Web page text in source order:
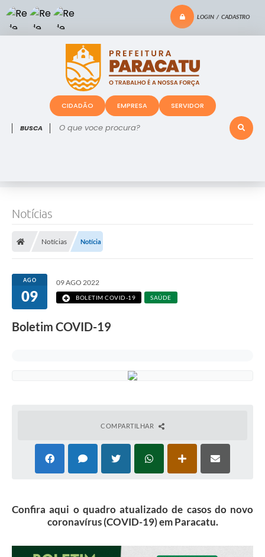
LOGIN / CADASTRO
O que voce procura?
CIDADÃO EMPRESA SERVIDOR
Notícias
Notícias Notícia
AGO
09
09 AGO 2022
BOLETIM COVID-19 SAÚDE
Boletim COVID-19
COMPARTILHAR
Confira aqui o quadro atualizado de casos do novo
coronavírus (COVID-19) em Paracatu.